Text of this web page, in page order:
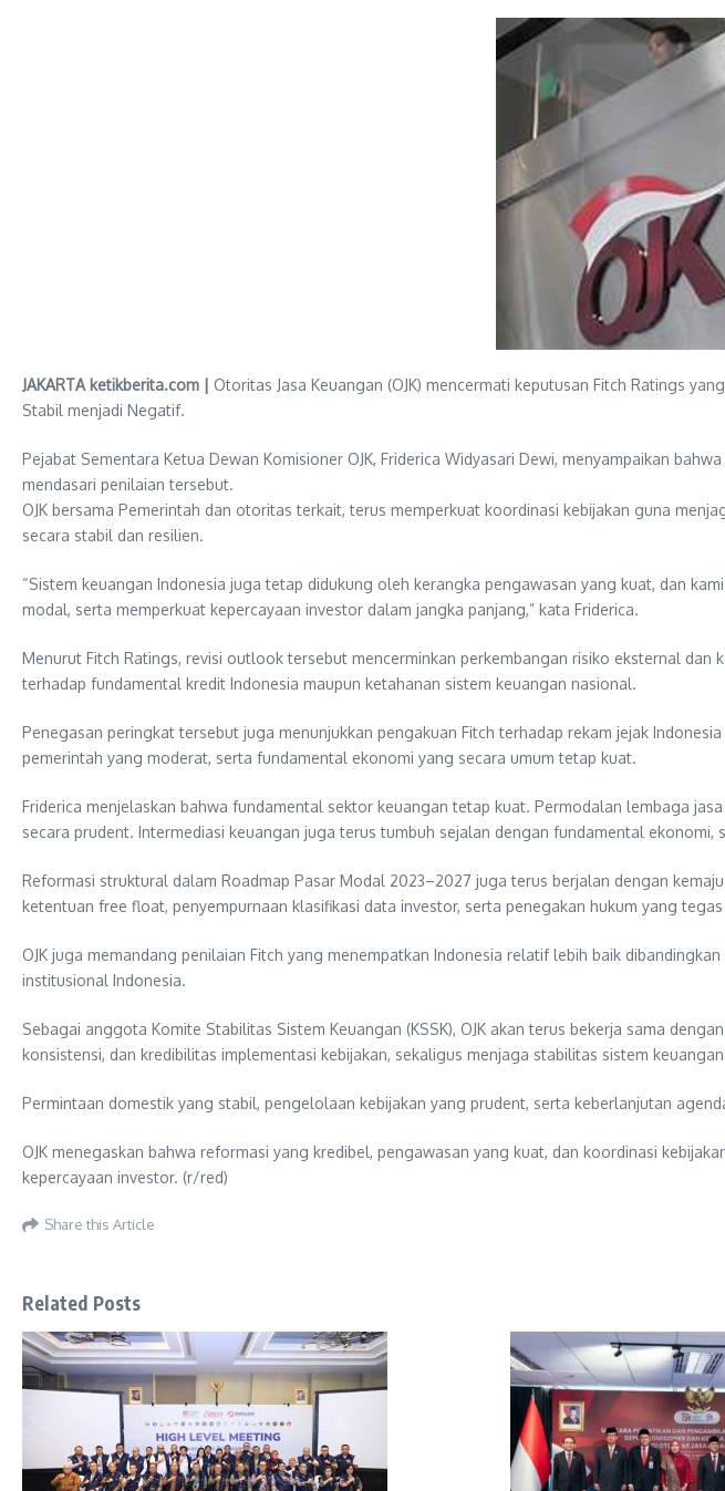
JAKARTA ketikberita.com | Otoritas Jasa Keuangan (OJK) mencermati keputusan Fitch Ratings
Stabil menjadi Negatif.
Pejabat Sementara Ketua Dewan Komisioner OJK, Friderica Widyasari Dewi, menyampaikan
mendasari penilaian tersebut.
OJK bersama Pemerintah dan otoritas terkait, terus memperkuat koordinasi kebijakan guna
secara stabil dan resilien.
“Sistem keuangan Indonesia juga tetap didukung oleh kerangka pengawasan yang kuat, dan
modal, serta memperkuat kepercayaan investor dalam jangka panjang,” kata Friderica.
Menurut Fitch Ratings, revisi outlook tersebut mencerminkan perkembangan risiko eksternal
terhadap fundamental kredit Indonesia maupun ketahanan sistem keuangan nasional.
Penegasan peringkat tersebut juga menunjukkan pengakuan Fitch terhadap rekam jejak
pemerintah yang moderat, serta fundamental ekonomi yang secara umum tetap kuat.
Friderica menjelaskan bahwa fundamental sektor keuangan tetap kuat. Permodalan lembaga
secara prudent. Intermediasi keuangan juga terus tumbuh sejalan dengan fundamental
Reformasi struktural dalam Roadmap Pasar Modal 2023–2027 juga terus berjalan dengan
ketentuan free float, penyempurnaan klasifikasi data investor, serta penegakan hukum yang
OJK juga memandang penilaian Fitch yang menempatkan Indonesia relatif lebih baik
institusional Indonesia.
Sebagai anggota Komite Stabilitas Sistem Keuangan (KSSK), OJK akan terus bekerja sama
konsistensi, dan kredibilitas implementasi kebijakan, sekaligus menjaga stabilitas sistem
Permintaan domestik yang stabil, pengelolaan kebijakan yang prudent, serta keberlanjutan
OJK menegaskan bahwa reformasi yang kredibel, pengawasan yang kuat, dan koordinasi
kepercayaan investor. (r/red)
Share this Article
Related Posts